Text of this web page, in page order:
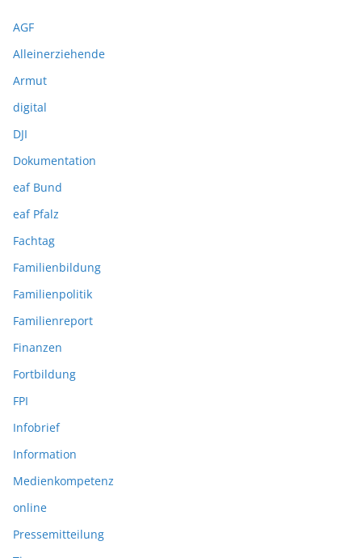
AGF
Alleinerziehende
Armut
digital
DJI
Dokumentation
eaf Bund
eaf Pfalz
Fachtag
Familienbildung
Familienpolitik
Familienreport
Finanzen
Fortbildung
FPI
Infobrief
Information
Medienkompetenz
online
Pressemitteilung